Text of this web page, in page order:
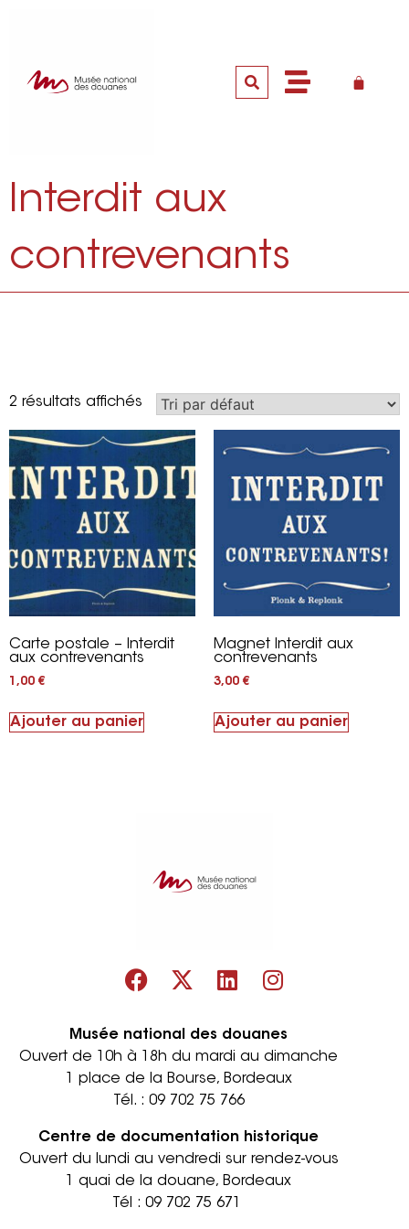
Interdit aux
contrevenants
2 résultats affichés
Carte postale – Interdit
aux contrevenants
1,00€
Ajouter au panier
Magnet Interdit aux
contrevenants
3,00€
Ajouter au panier
Musée national des douanes
Ouvert de 10h à 18h du mardi au dimanche
1 place de la Bourse, Bordeaux
Tél. : 09 702 75 766
Centre de documentation historique
Ouvert du lundi au vendredi sur rendez-vous
1 quai de la douane, Bordeaux
Tél : 09 702 75 671